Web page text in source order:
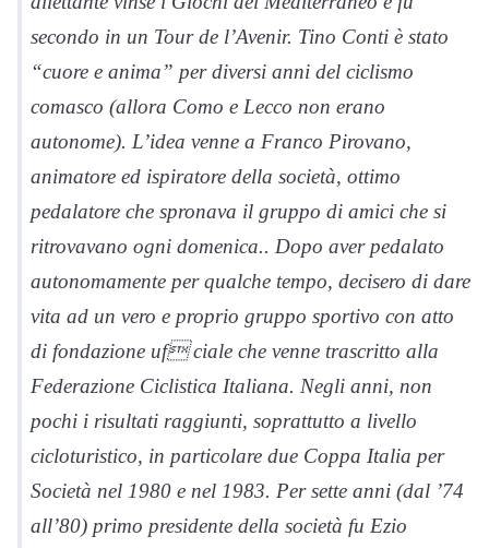
secondo in un Tour de l’Avenir. Tino Conti è stato
“cuore e anima” per diversi anni del ciclismo
comasco (allora Como e Lecco non erano
autonome). L’idea venne a Franco Pirovano,
animatore ed ispiratore della società, ottimo
pedalatore che spronava il gruppo di amici che si
ritrovavano ogni domenica.. Dopo aver pedalato
autonomamente per qualche tempo, decisero di dare
vita ad un vero e proprio gruppo sportivo con atto
di fondazione uf ciale che venne trascritto alla
Federazione Ciclistica Italiana. Negli anni, non
pochi i risultati raggiunti, soprattutto a livello
cicloturistico, in particolare due Coppa Italia per
Società nel 1980 e nel 1983. Per sette anni (dal ’74
all’80) primo presidente della società fu Ezio